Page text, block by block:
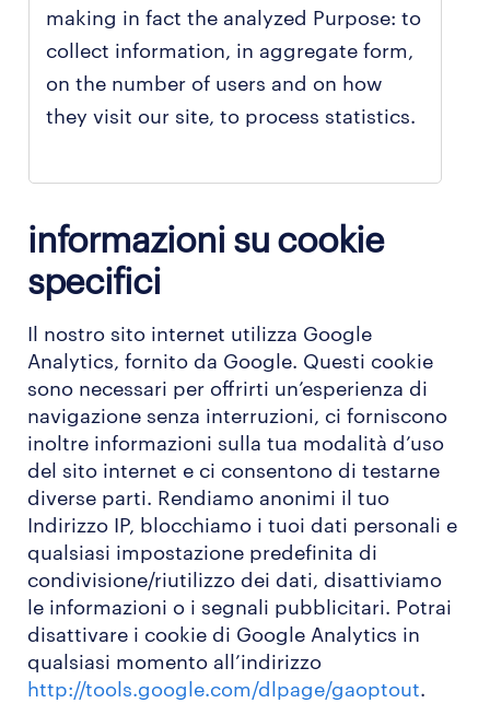
making in fact the analyzed Purpose: to
collect information, in aggregate form,
on the number of users and on how
they visit our site, to process statistics.
informazioni su cookie
specifici
Il nostro sito internet utilizza Google
Analytics, fornito da Google. Questi cookie
sono necessari per offrirti un’esperienza di
navigazione senza interruzioni, ci forniscono
inoltre informazioni sulla tua modalità d’uso
del sito internet e ci consentono di testarne
diverse parti. Rendiamo anonimi il tuo
Indirizzo IP, blocchiamo i tuoi dati personali e
qualsiasi impostazione predefinita di
condivisione/riutilizzo dei dati, disattiviamo
le informazioni o i segnali pubblicitari. Potrai
disattivare i cookie di Google Analytics in
qualsiasi momento all’indirizzo
http://tools.google.com/dlpage/gaoptout.